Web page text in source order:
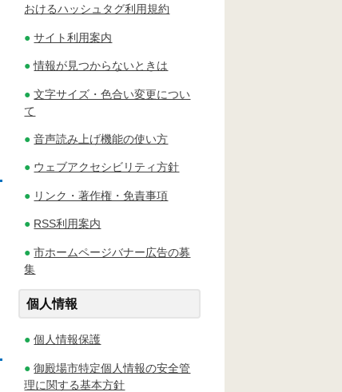
おけるハッシュタグ利用規約
サイト利用案内
情報が見つからないときは
文字サイズ・色合い変更につい
て
音声読み上げ機能の使い方
ウェブアクセシビリティ方針
リンク・著作権・免責事項
RSS利用案内
市ホームページバナー広告の募
集
個人情報
個人情報保護
御殿場市特定個人情報の安全管
理に関する基本方針